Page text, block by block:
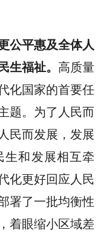
公平惠及全体人
生福祉。 高质量
化国家的首要任
题。为了人民而
民而发展，发展
生和发展相互牵
化更好回应人民
署了一批均衡性
着眼缩小区域差